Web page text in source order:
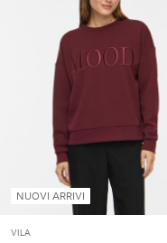
NUOVI ARRIVI
VILA